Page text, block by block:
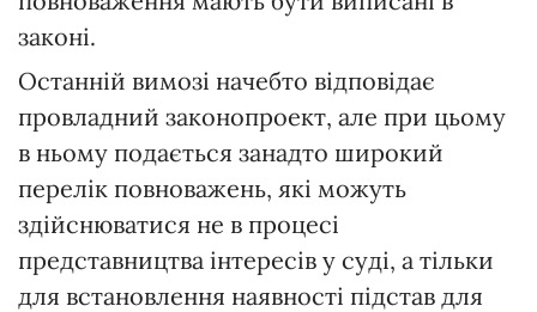
законі.
Останній вимозі начебто відповідає
провладний законопроект, але при цьому
в ньому подається занадто широкий
перелік повноважень, які можуть
здійснюватися не в процесі
представництва інтересів у суді, а тільки
для встановлення наявності підстав для